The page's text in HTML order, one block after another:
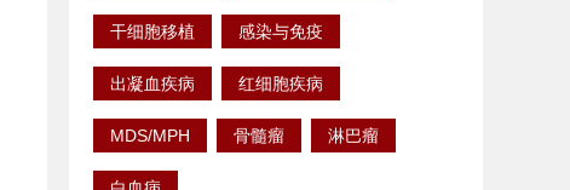
干细胞移植 感染与免疫
出凝血疾病 红细胞疾病
MDS/MPH 骨髓瘤 淋巴瘤